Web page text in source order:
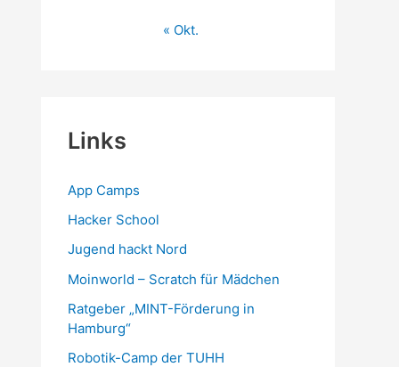
« Okt.
Links
App Camps
Hacker School
Jugend hackt Nord
Moinworld – Scratch für Mädchen
Ratgeber „MINT-Förderung in
Hamburg“
Robotik-Camp der TUHH